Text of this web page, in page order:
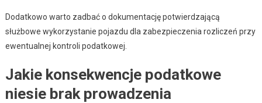
Dodatkowo warto zadbać o dokumentację potwierdzającą
służbowe wykorzystanie pojazdu dla zabezpieczenia rozliczeń przy
ewentualnej kontroli podatkowej.
Jakie konsekwencje podatkowe
niesie brak prowadzenia